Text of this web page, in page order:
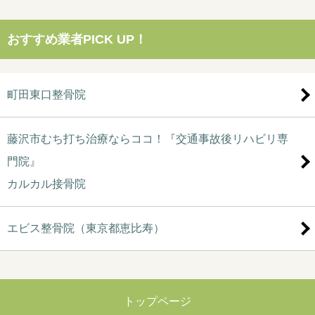
おすすめ業者PICK UP！
町田東口整骨院
藤沢市むち打ち治療ならココ！『交通事故後リハビリ専
門院』
カルカル接骨院
エビス整骨院（東京都恵比寿）
トップページ